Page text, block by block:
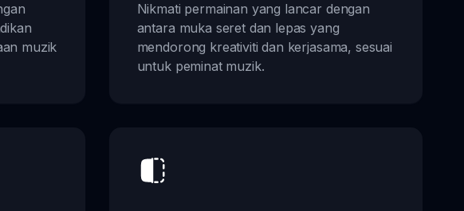
muzik
Nikmati permainan yang lancar dengan
antara muka seret dan lepas yang
mendorong kreativiti dan kerjasama, sesuai
untuk peminat muzik.